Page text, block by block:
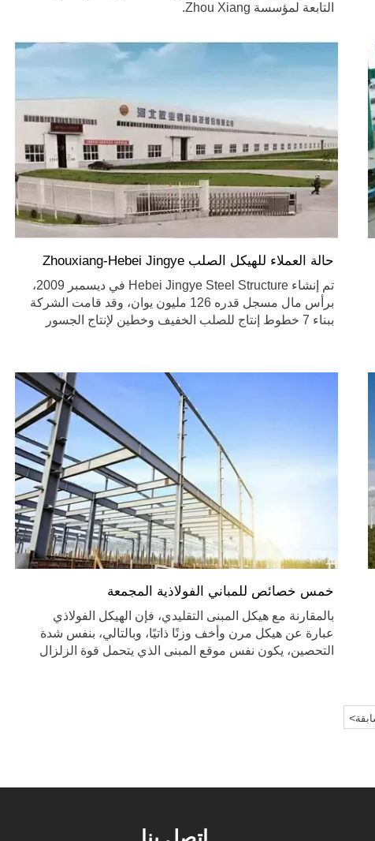
التابعة لمؤسسة Zhou Xiang.
حالة العملاء للهيكل الصلب Zhouxiang-Hebei Jingye
تم إنشاء Hebei Jingye Steel Structure في ديسمبر 2009،
برأس مال مسجل قدره 126 مليون يوان، وقد قامت الشركة
ببناء 7 خطوط إنتاج للصلب الخفيف وخطين لإنتاج الجسور
خمس خصائص للمباني الفولاذية المجمعة
بالمقارنة مع هيكل المبنى التقليدي، فإن الهيكل الفولاذي
عبارة عن هيكل مرن وأخف وزنًا ذاتيًا، وبالتالي، بنفس شدة
التحصين، يكون نفس موقع المبنى الذي يتحمل قوة الزلزال
<